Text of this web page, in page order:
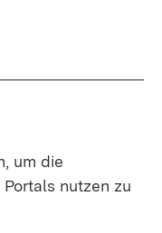
um die
nutzen zu